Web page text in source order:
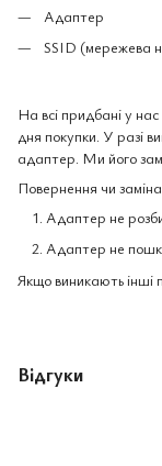
Адаптер
SSID (мережева
На всі придбані у
дня покупки. У разі
адаптер. Ми його
Повернення чи
Адаптер не
Адаптер не
Якщо виникають інші
Відгуки